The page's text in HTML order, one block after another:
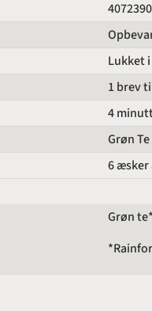
Lukket
1 brev
4
Grøn Te
6 æsker
Grøn te*